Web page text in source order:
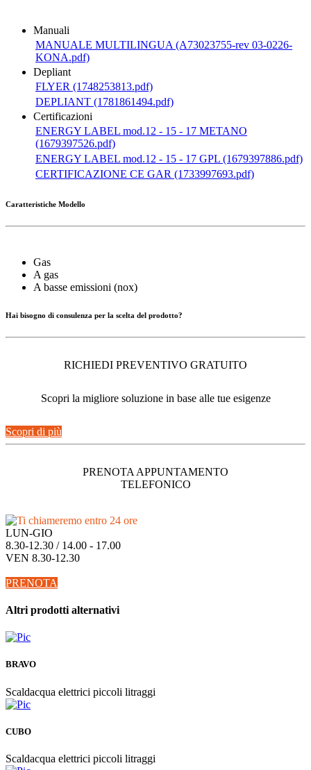
Manuali
MANUALE MULTILINGUA (A73023755-rev 03-0226-
KONA.pdf)
Depliant
FLYER (1748253813.pdf)
DEPLIANT (1781861494.pdf)
Certificazioni
ENERGY LABEL mod.12 - 15 - 17 METANO
(1679397526.pdf)
ENERGY LABEL mod.12 - 15 - 17 GPL (1679397886.pdf)
CERTIFICAZIONE CE GAR (1733997693.pdf)
Caratteristiche Modello
Gas
A gas
A basse emissioni (nox)
Hai bisogno di consulenza per la scelta del prodotto?
RICHIEDI PREVENTIVO GRATUITO
Scopri la migliore soluzione in base alle tue esigenze
Scopri di più
PRENOTA APPUNTAMENTO
TELEFONICO
Ti chiameremo entro 24 ore
LUN-GIO
8.30-12.30 / 14.00 - 17.00
VEN 8.30-12.30
PRENOTA
Altri prodotti alternativi
BRAVO
Scaldacqua elettrici piccoli litraggi
CUBO
Scaldacqua elettrici piccoli litraggi